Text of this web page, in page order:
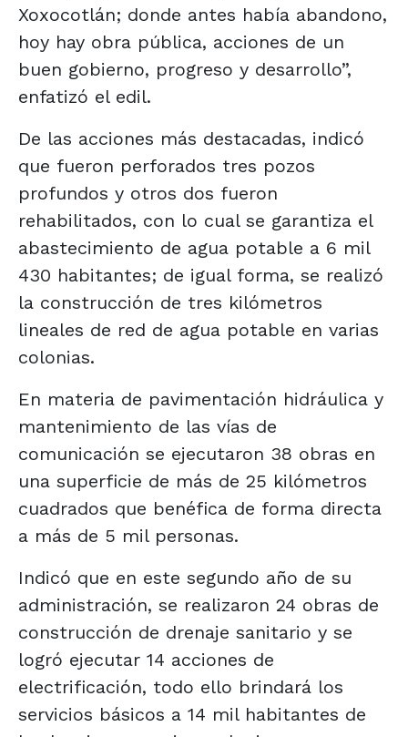
Xoxocotlán; donde antes había abandono,
hoy hay obra pública, acciones de un
buen gobierno, progreso y desarrollo”,
enfatizó el edil.
De las acciones más destacadas, indicó
que fueron perforados tres pozos
profundos y otros dos fueron
rehabilitados, con lo cual se garantiza el
abastecimiento de agua potable a 6 mil
430 habitantes; de igual forma, se realizó
la construcción de tres kilómetros
lineales de red de agua potable en varias
colonias.
En materia de pavimentación hidráulica y
mantenimiento de las vías de
comunicación se ejecutaron 38 obras en
una superficie de más de 25 kilómetros
cuadrados que benéfica de forma directa
a más de 5 mil personas.
Indicó que en este segundo año de su
administración, se realizaron 24 obras de
construcción de drenaje sanitario y se
logró ejecutar 14 acciones de
electrificación, todo ello brindará los
servicios básicos a 14 mil habitantes de